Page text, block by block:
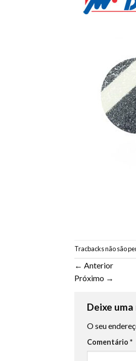
Tracbacks não são
← Anterior
Próximo →
Deixe
O seu
Comentário *